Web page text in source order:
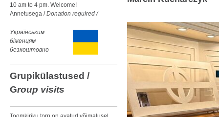
10 am to 4 pm. Welcome!
Annetusega /Donation required /
Українським
біженцям
безкоштовно
Grupikülastused /
Group visits